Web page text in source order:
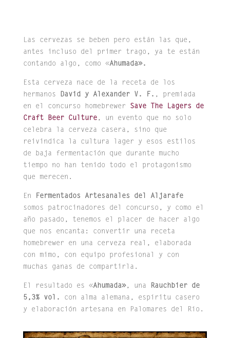
Las cervezas se beben pero están las que,
antes incluso del primer trago, ya te están
contando algo, como «Ahumada».
Esta cerveza nace de la receta de los
hermanos
David y Alexander V. F. , premiada
en el concurso homebrewer Save The Lagers de
Craft Beer Culture, un evento que no solo
celebra la cerveza casera, sino que
reivindica la cultura lager y esos estilos
de baja fermentación que durante mucho
tiempo no han tenido todo el protagonismo
que merecen.
En
Fermentados Artesanales del Aljarafe
somos patrocinadores del concurso, y como el
año pasado, tenemos el placer de hacer algo
que nos encanta: convertir una receta
homebrewer en una cerveza real, elaborada
con mimo, con equipo profesional y con
muchas ganas de compartirla.
El resultado es «Ahumada», una
Rauchbier de
5,3% vol.
con alma alemana, espíritu casero
y elaboración artesana en Palomares del Río.